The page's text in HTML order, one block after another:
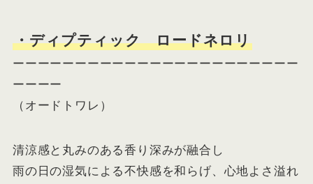
・ディプティック ロードネロリ
ーーーーーーーーーーーーーーーーーーーーーーー
ーーーー
（オードトワレ）
清涼感と丸みのある香り深みが融合し
雨の日の湿気による不快感を和らげ、心地よさ溢れ